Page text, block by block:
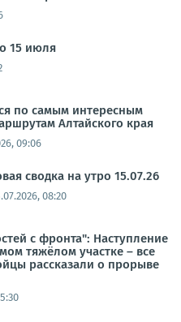
15 июля
по самым интересным
Алтайского края
09:06
сводка на утро 15.07.26
08:20
с фронта": Наступление
тяжёлом участке – все
рассказали о прорыве